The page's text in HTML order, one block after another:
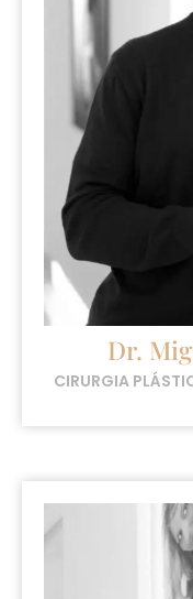
Dr.
CIRURGIA